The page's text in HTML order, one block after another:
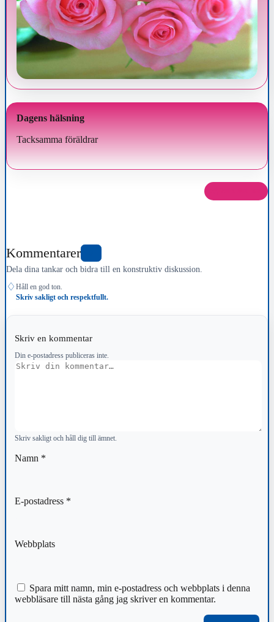
Dagens hälsning
Tacksamma föräldrar
Kommentarer
Dela dina tankar och bidra till en konstruktiv diskussion.
♢ Håll en god ton.
Skriv sakligt och respektfullt.
Skriv en kommentar
Din e-postadress publiceras inte.
Kommentar
Skriv sakligt och håll dig till ämnet.
Namn *
E-postadress *
Webbplats
Spara mitt namn, min e-postadress och webbplats i denna
webbläsare till nästa gång jag skriver en kommentar.